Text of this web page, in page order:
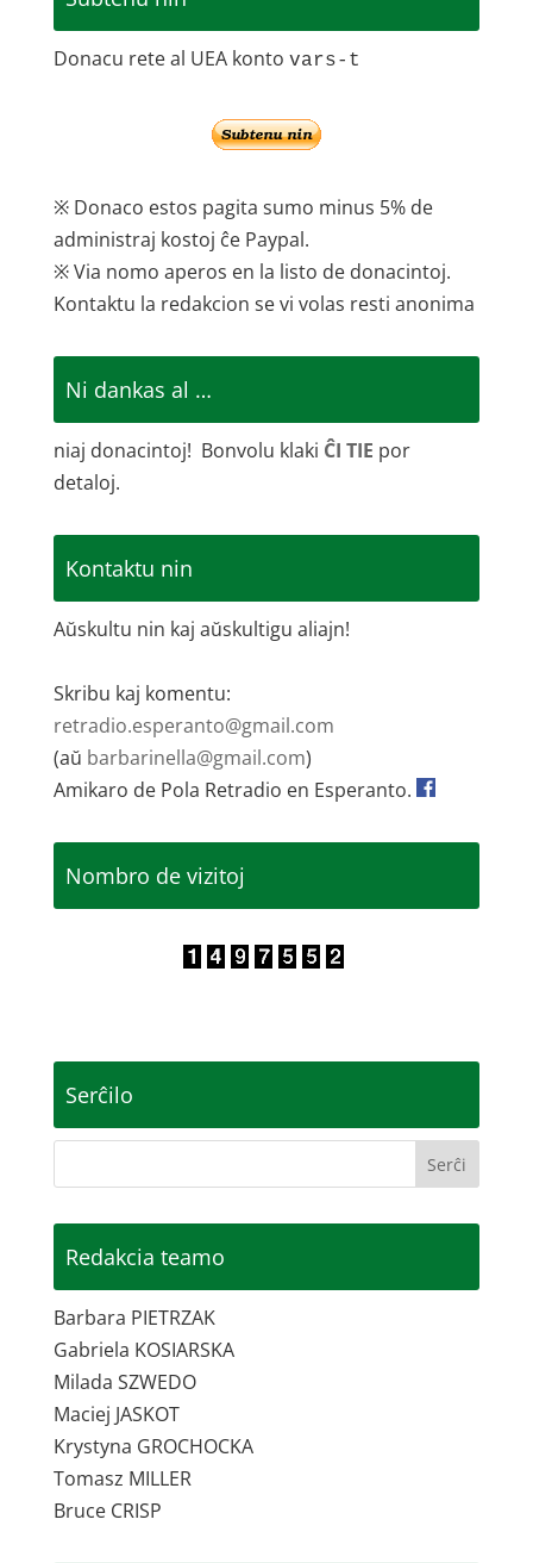
Donacu rete al UEA konto vars-t
※ Donaco estos pagita sumo minus 5% de
administraj kostoj ĉe Paypal.
※ Via nomo aperos en la listo de donacintoj.
Kontaktu la redakcion se vi volas resti anonima
Ni dankas al …
niaj donacintoj! Bonvolu klaki ĈI TIE por
detaloj.
Kontaktu nin
Aŭskultu nin kaj aŭskultigu aliajn!
Skribu kaj komentu:
retradio.esperanto@gmail.com
(aŭ barbarinella@gmail.com)
Amikaro de Pola Retradio en Esperanto.
Nombro de vizitoj
Serĉilo
Redakcia teamo
Barbara PIETRZAK
Gabriela KOSIARSKA
Milada SZWEDO
Maciej JASKOT
Krystyna GROCHOCKA
Tomasz MILLER
Bruce CRISP